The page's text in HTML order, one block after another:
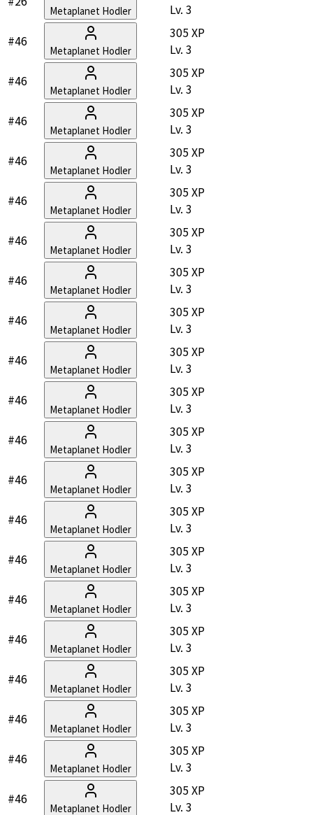
Metaplanet Hodler
Lv. 3
#46
Metaplanet Hodler
305 XP
Lv. 3
#46
Metaplanet Hodler
305 XP
Lv. 3
#46
Metaplanet Hodler
305 XP
Lv. 3
#46
Metaplanet Hodler
305 XP
Lv. 3
#46
Metaplanet Hodler
305 XP
Lv. 3
#46
Metaplanet Hodler
305 XP
Lv. 3
#46
Metaplanet Hodler
305 XP
Lv. 3
#46
Metaplanet Hodler
305 XP
Lv. 3
#46
Metaplanet Hodler
305 XP
Lv. 3
#46
Metaplanet Hodler
305 XP
Lv. 3
#46
Metaplanet Hodler
305 XP
Lv. 3
#46
Metaplanet Hodler
305 XP
Lv. 3
#46
Metaplanet Hodler
305 XP
Lv. 3
#46
Metaplanet Hodler
305 XP
Lv. 3
#46
Metaplanet Hodler
305 XP
Lv. 3
#46
Metaplanet Hodler
305 XP
Lv. 3
#46
Metaplanet Hodler
305 XP
Lv. 3
#46
Metaplanet Hodler
305 XP
Lv. 3
#46
Metaplanet Hodler
305 XP
Lv. 3
#46
Metaplanet Hodler
305 XP
Lv. 3